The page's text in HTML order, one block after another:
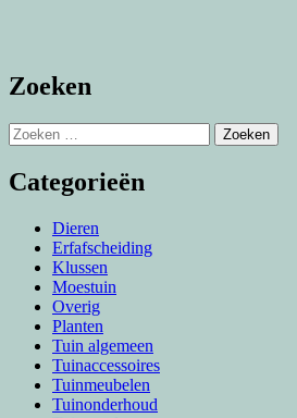
Zoeken
Zoeken
naar:
Categorieën
Dieren
Erfafscheiding
Klussen
Moestuin
Overig
Planten
Tuin algemeen
Tuinaccessoires
Tuinmeubelen
Tuinonderhoud